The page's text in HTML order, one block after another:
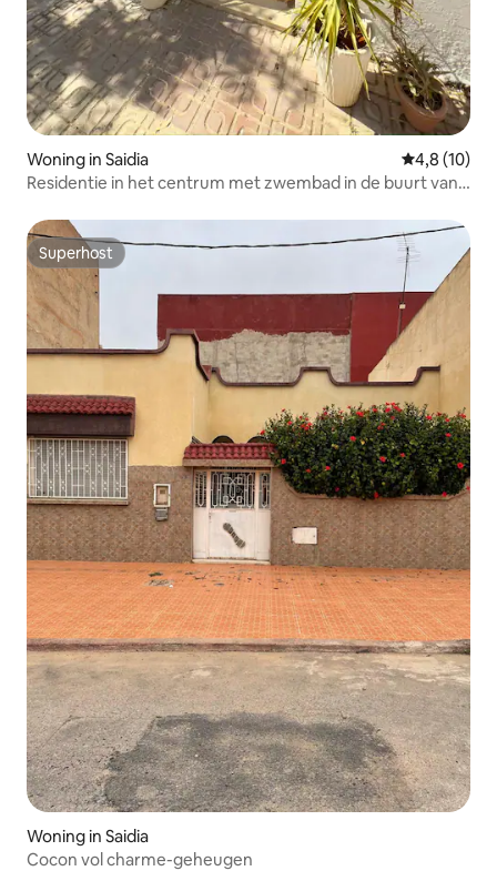
Woning in Saidia
4,8 (10)
Residentie in het centrum met zwembad in de buurt van
Superhost
Superhost
Woning in Saidia
Cocon vol charme-geheugen